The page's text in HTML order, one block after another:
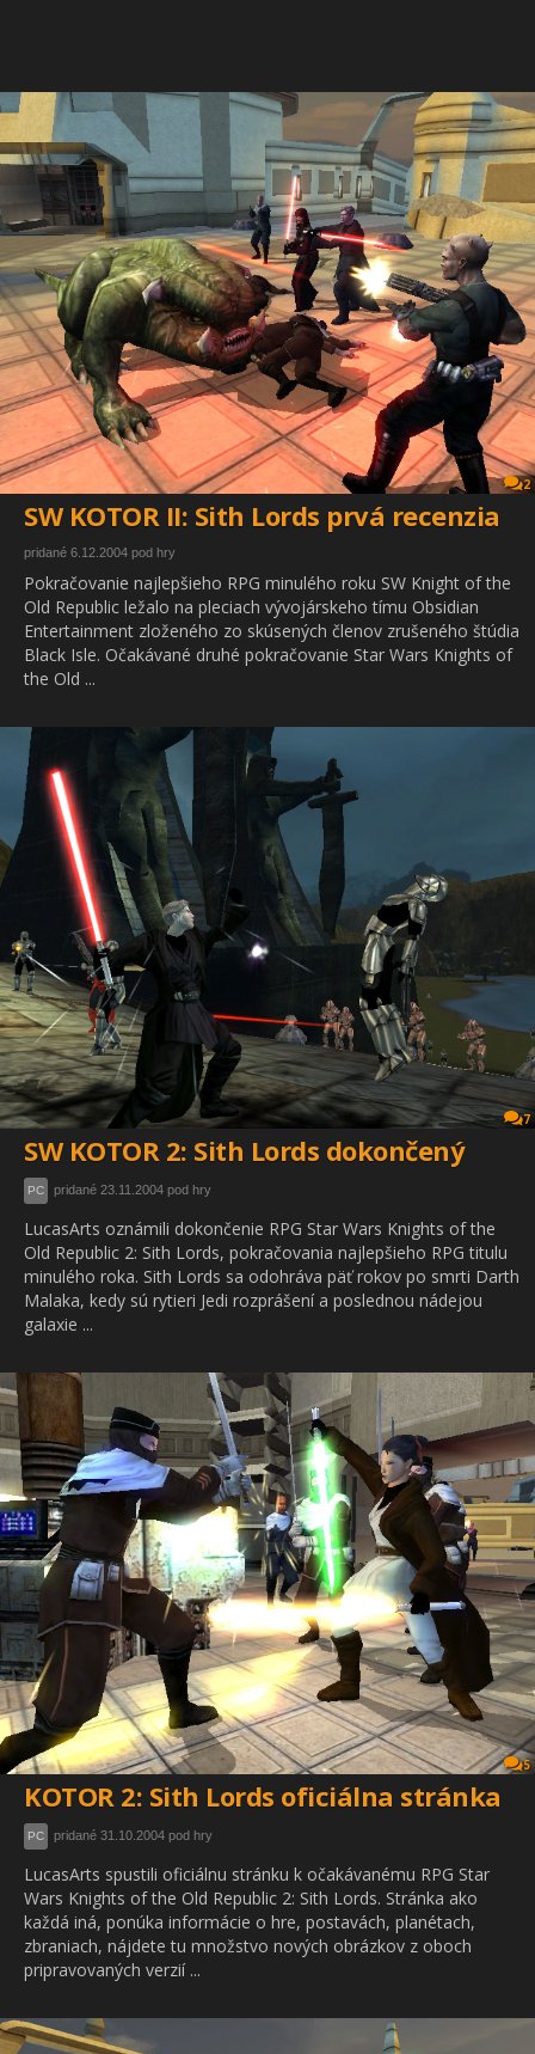
2
SW KOTOR II: Sith Lords prvá recenzia
pridané 6.12.2004 pod hry
Pokračovanie najlepšieho RPG minulého roku SW Knight of the
Old Republic ležalo na pleciach vývojárskeho tímu Obsidian
Entertainment zloženého zo skúsených členov zrušeného štúdia
Black Isle. Očakávané druhé pokračovanie Star Wars Knights of
the Old ...
7
SW KOTOR 2: Sith Lords dokončený
PC pridané 23.11.2004 pod hry
LucasArts oznámili dokončenie RPG Star Wars Knights of the
Old Republic 2: Sith Lords, pokračovania najlepšieho RPG titulu
minulého roka. Sith Lords sa odohráva päť rokov po smrti Darth
Malaka, kedy sú rytieri Jedi rozprášení a poslednou nádejou
galaxie ...
5
KOTOR 2: Sith Lords oficiálna stránka
PC pridané 31.10.2004 pod hry
LucasArts spustili oficiálnu stránku k očakávanému RPG Star
Wars Knights of the Old Republic 2: Sith Lords. Stránka ako
každá iná, ponúka informácie o hre, postavách, planétach,
zbraniach, nájdete tu množstvo nových obrázkov z oboch
pripravovaných verzií ...